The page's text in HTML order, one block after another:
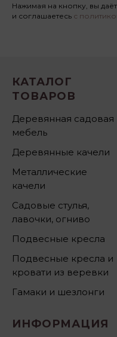
Нажимая на кнопку, вы
и соглашаетесь с
КАТАЛОГ
ТОВАРОВ
Деревянная садовая
мебель
Деревянные качели
Металлические
качели
Садовые стулья,
лавочки, огниво
Подвесные кресла
Подвесные кресла и
кровати из веревки
Гамаки и шезлонги
ИНФОРМАЦИЯ